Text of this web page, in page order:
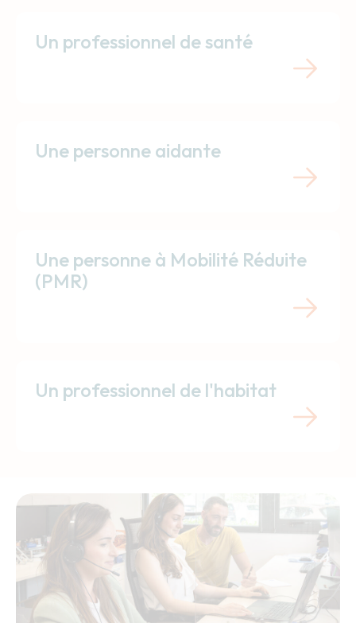
Un professionnel de santé
Une personne aidante
Une personne à Mobilité Réduite
(PMR)
Un professionnel de l'habitat